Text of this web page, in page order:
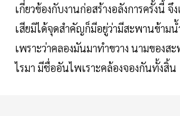
เกี่ยวข้องกับงานก่อสร้างอลังการครั้งนี้ จึ
เสียมิได้จุดสำคัญก็มีอยู่ว่ามีสะพานข้ามน้
เพราะว่าคลองมันมาทำขวาง นามของ
ไรมา มีชื่ออันไพเราะคล้องจองกันทั้งสิ้น